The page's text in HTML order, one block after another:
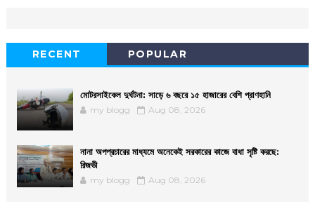
RECENT POPULAR
মোটরসাইকেল দুর্ঘটনা: সাড়ে ৬ বছরে ১৫ হাজারের বেশি প্রাণহানি
my blogg Aug 08, 2026
নানা অপপ্রচারের মাধ্যমে অনেকেই সরকারের কাজে বাধা সৃষ্টি করছে:
রিজভী
my blogg Aug 08, 2026